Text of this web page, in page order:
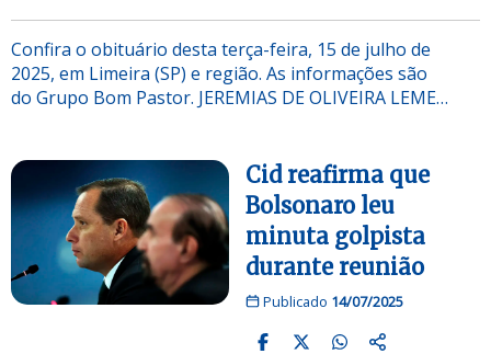
Confira o obituário desta terça-feira, 15 de julho de
2025, em Limeira (SP) e região. As informações são
do Grupo Bom Pastor. JEREMIAS DE OLIVEIRA LEME…
Cid reafirma que
Bolsonaro leu
minuta golpista
durante reunião
Publicado 14/07/2025